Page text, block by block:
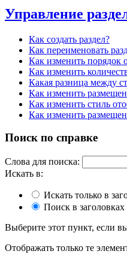
Управление
Как создать раздел?
Как переименовать
Как изменить порядок
Как изменить
Какая разница между
Как изменить
Как изменить стиль
Как изменить
Поиск по справке
Слова для поиска:
Искать в:
Искать только в
Поиск в заголовках
Выберите этот пункт, если
Отображать только те